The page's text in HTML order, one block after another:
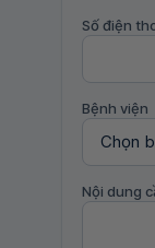
Số điện
Bệnh viện
Nội dung